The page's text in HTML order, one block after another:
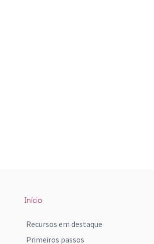
Início
Recursos em destaque
Primeiros passos